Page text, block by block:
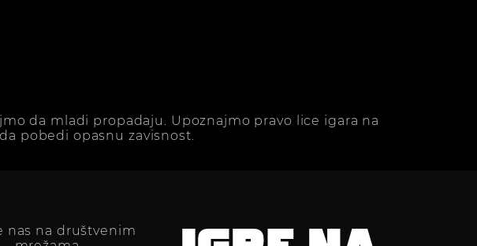
da mladi propadaju. Upoznajmo pravo lice igara na
pobedi opasnu zavisnost.
nas na društvenim